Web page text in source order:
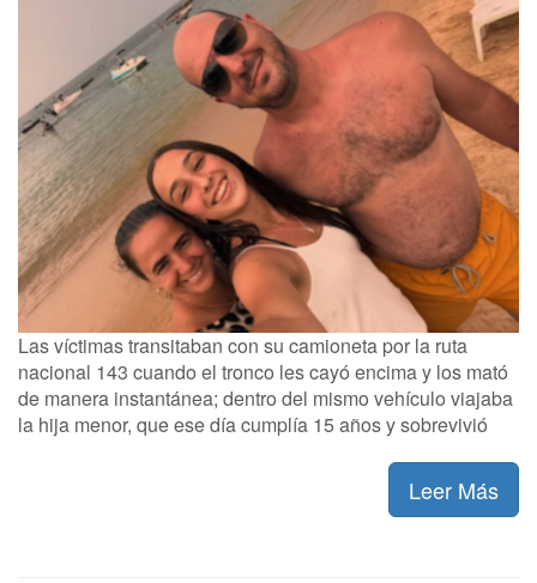
Las víctimas transitaban con su camioneta por la ruta
nacional 143 cuando el tronco les cayó encima y los mató
de manera instantánea; dentro del mismo vehículo viajaba
la hija menor, que ese día cumplía 15 años y sobrevivió
Leer Más